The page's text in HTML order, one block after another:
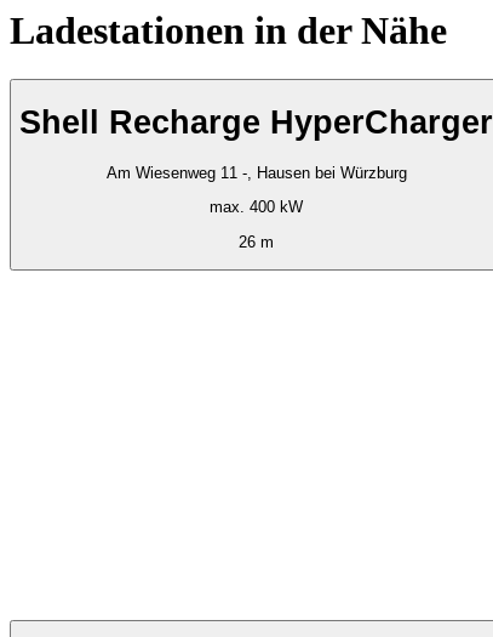
Ladestationen in der Nähe
Shell Recharge HyperCharger
Am Wiesenweg 11 -, Hausen bei Würzburg
max. 400 kW
26 m